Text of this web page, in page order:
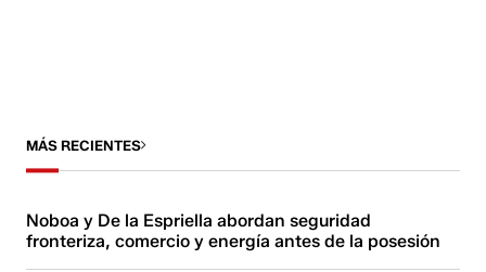
MÁS RECIENTES
Noboa y De la Espriella abordan seguridad
fronteriza, comercio y energía antes de la posesión